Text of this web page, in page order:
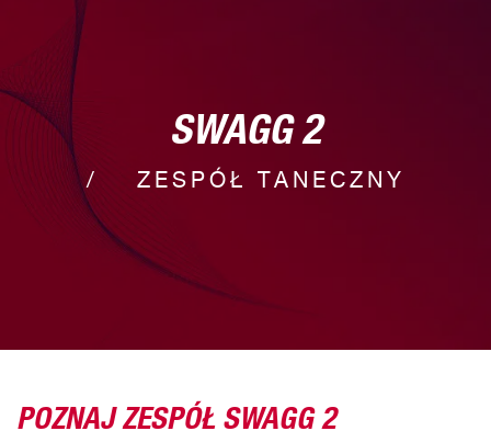
SWAGG 2
ZESPÓŁ TANECZNY
POZNAJ ZESPÓŁ SWAGG 2